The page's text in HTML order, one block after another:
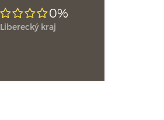
0%
Liberecký kraj